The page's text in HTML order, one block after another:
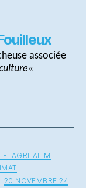
associée
«
F. AGRI-ALIM
20 NOVEMBRE 24